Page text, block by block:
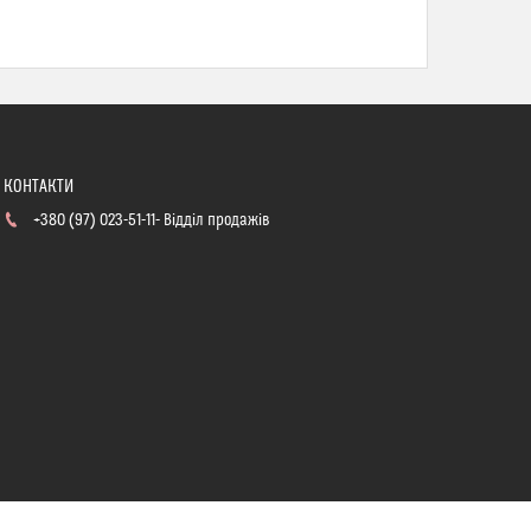
+380 (97) 023-51-11 Відділ продажів